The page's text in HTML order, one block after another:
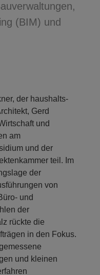
(BIM) und
der haushalts-
Gerd
und
am
und der
teil. Im
der
von
und
der
rückte die
in den Fokus.
und kleinen